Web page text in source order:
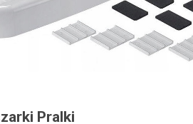
Pralki